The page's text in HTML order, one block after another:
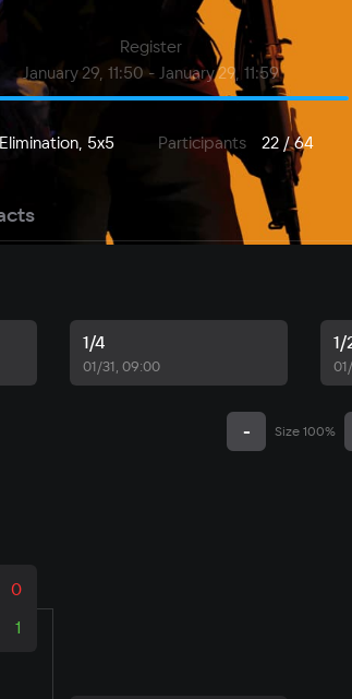
Register
January 29, 11:50 - January 29, 11:59
5x5 Participants 22 / 64
1/4
01/31, 09:00
1/
- Size 100%
0
1